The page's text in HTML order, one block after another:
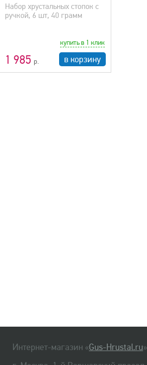
Набор хрустальных стопок с
ручкой, 6 шт, 40 грамм
1 985
купить в 1 клик
в корзину
Интернет-магазин «Gus-Hrustal.ru»